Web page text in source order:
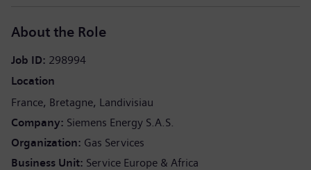
About the Role
Job ID 298994
Location
France Bretagne Landivisiau
Company Siemens Energy S.A.S.
Organization Gas Services
Business Unit Service Europe & Africa